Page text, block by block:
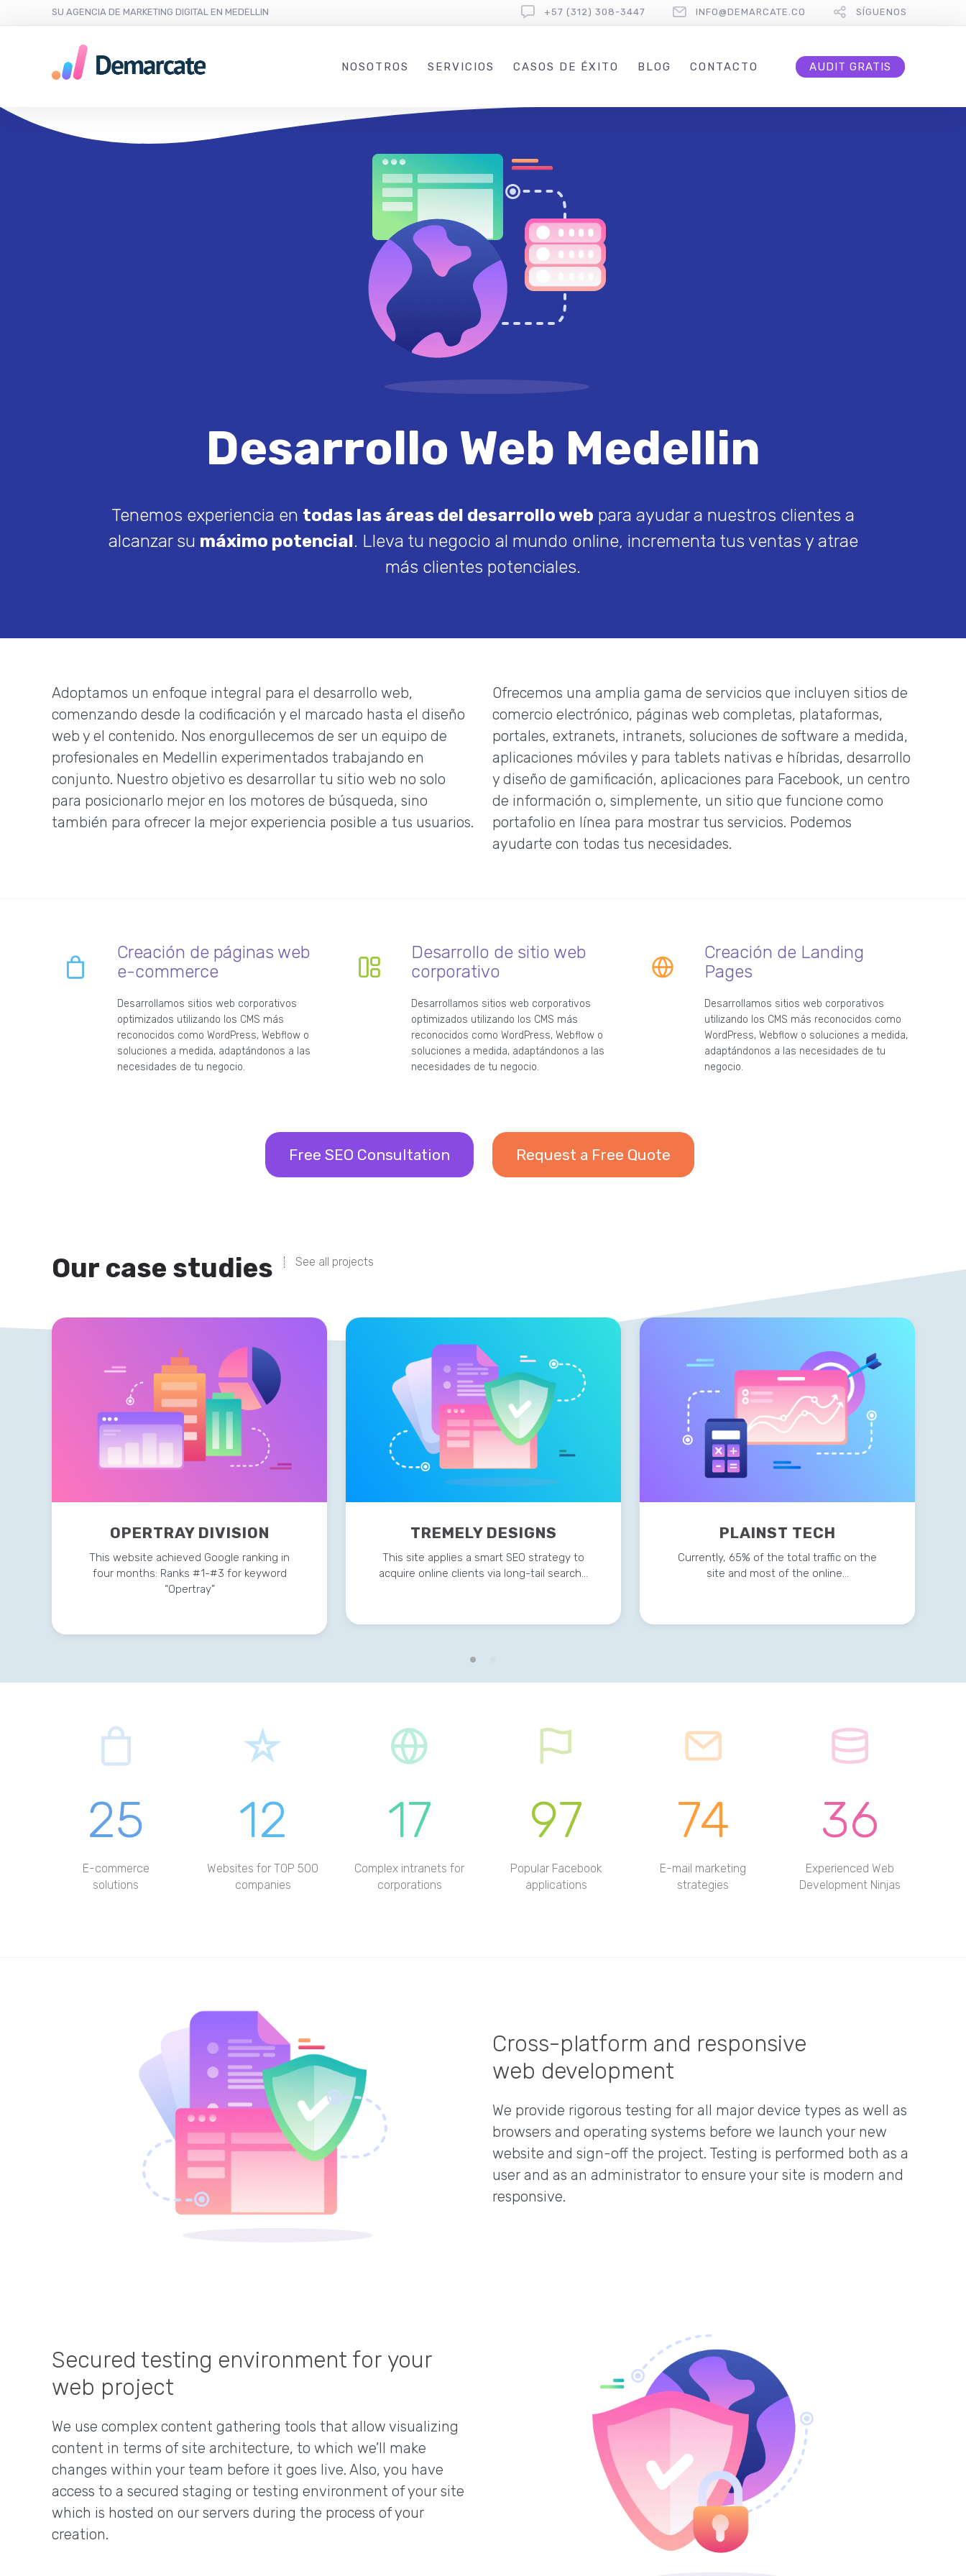
SU AGENCIA DE MARKETING DIGITAL EN MEDELLIN +57 (312) 308-3447 INFO@DEMARCATE.CO SÍGUENOS
NOSOTROS SERVICIOS CASOS DE ÉXITO BLOG CONTACTO AUDIT GRATIS
Desarrollo Web Medellin
Tenemos experiencia en todas las áreas del desarrollo web para ayudar a nuestros clientes a
alcanzar su máximo potencial. Lleva tu negocio al mundo online, incrementa tus ventas y atrae
más clientes potenciales.
Adoptamos un enfoque integral para el desarrollo web,
comenzando desde la codificación y el marcado hasta el diseño
web y el contenido. Nos enorgullecemos de ser un equipo de
profesionales en Medellin experimentados trabajando en
conjunto. Nuestro objetivo es desarrollar tu sitio web no solo
para posicionarlo mejor en los motores de búsqueda, sino
también para ofrecer la mejor experiencia posible a tus usuarios.
Ofrecemos una amplia gama de servicios que incluyen sitios de
comercio electrónico, páginas web completas, plataformas,
portales, extranets, intranets, soluciones de software a medida,
aplicaciones móviles y para tablets nativas e híbridas, desarrollo
y diseño de gamificación, aplicaciones para Facebook, un centro
de información o, simplemente, un sitio que funcione como
portafolio en línea para mostrar tus servicios. Podemos
ayudarte con todas tus necesidades.
Creación de páginas web
e-commerce
Desarrollamos sitios web corporativos
optimizados utilizando los CMS más
reconocidos como WordPress, Webflow o
soluciones a medida, adaptándonos a las
necesidades de tu negocio.
Desarrollo de sitio web
corporativo
Desarrollamos sitios web corporativos
optimizados utilizando los CMS más
reconocidos como WordPress, Webflow o
soluciones a medida, adaptándonos a las
necesidades de tu negocio.
Creación de Landing
Pages
Desarrollamos sitios web corporativos
utilizando los CMS más reconocidos como
WordPress, Webflow o soluciones a medida,
adaptándonos a las necesidades de tu
negocio.
Free SEO Consultation Request a Free Quote
Our case studies See all projects
OPERTRAY DIVISION
This website achieved Google ranking in
four months: Ranks #1-#3 for keyword
“Opertray”
TREMELY DESIGNS
This site applies a smart SEO strategy to
acquire online clients via long-tail search…
PLAINST TECH
Currently, 65% of the total traffic on the
site and most of the online…
25
E-commerce
solutions
12
Websites for TOP 500
companies
17
Complex intranets for
corporations
97
Popular Facebook
applications
74
E-mail marketing
strategies
36
Experienced Web
Development Ninjas
Cross-platform and responsive
web development
We provide rigorous testing for all major device types as well as
browsers and operating systems before we launch your new
website and sign-off the project. Testing is performed both as a
user and as an administrator to ensure your site is modern and
responsive.
Secured testing environment for your
web project
We use complex content gathering tools that allow visualizing
content in terms of site architecture, to which we’ll make
changes within your team before it goes live. Also, you have
access to a secured staging or testing environment of your site
which is hosted on our servers during the process of your
creation.